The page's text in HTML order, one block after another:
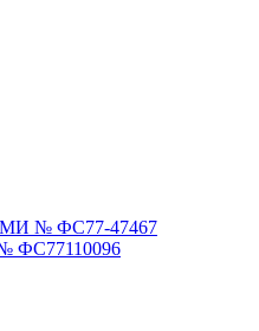
СМИ № ФС77-47467
ФС77110096